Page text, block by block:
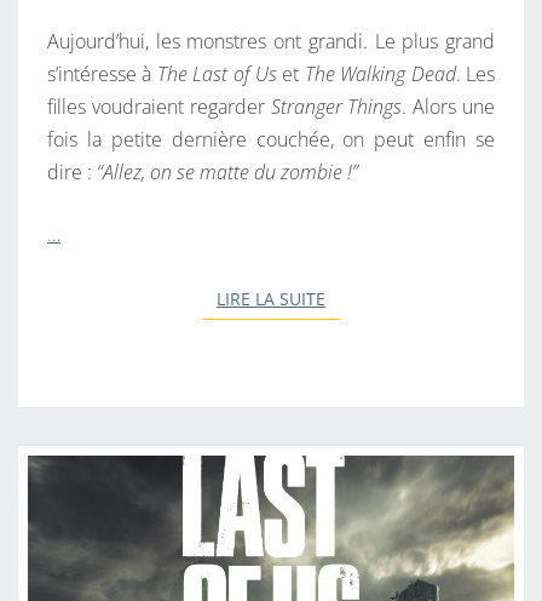
Aujourd’hui, les monstres ont grandi. Le plus grand
s’intéresse à The Last of Us et The Walking Dead. Les
filles voudraient regarder Stranger Things. Alors une
fois la petite dernière couchée, on peut enfin se
dire : “Allez, on se matte du zombie !”
…
LIRE LA SUITE